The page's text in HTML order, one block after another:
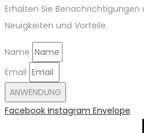
Erhalten Sie
Neuigkeiten und Vorteile.
Name
Email
ANWENDUNG
Facebook Instagram Envelope